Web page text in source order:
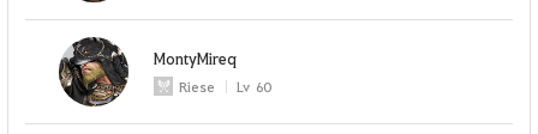
MontyMireq
Riese Lv 60